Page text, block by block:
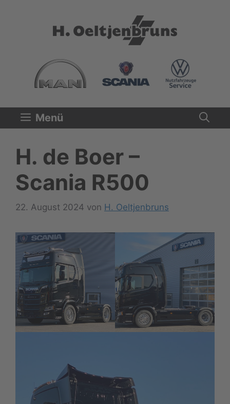
Menü
H. de Boer –
Scania R500
22. August 2024 von H. Oeltjenbruns